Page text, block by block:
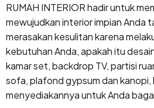
RUMAH INTERIOR hadir untuk
mewujudkan interior impian Anda
merasakan kesulitan karena
kebutuhan Anda, apakah itu
kamar set, backdrop TV, partisi
sofa, plafond gypsum dan kanopi,
menyediakannya untuk Anda